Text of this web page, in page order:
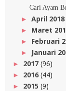
Cari Ayam
► April 2018
► Maret
► Februari
► Januari
► 2017 (96)
► 2016(44)
► 2015 (9)